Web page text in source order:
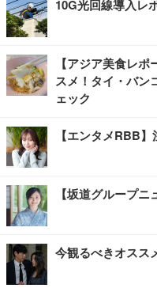
10G光回線導入レ
【アジア美食レ
スメ！タイ・バン
ェック
【エンタメRBB
【坂道グループ
今観るべきオスス